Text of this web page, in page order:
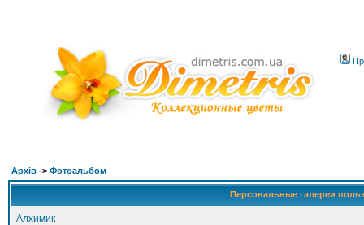
Архів -> Фотоальбом
Персональные галереи
Алхимик